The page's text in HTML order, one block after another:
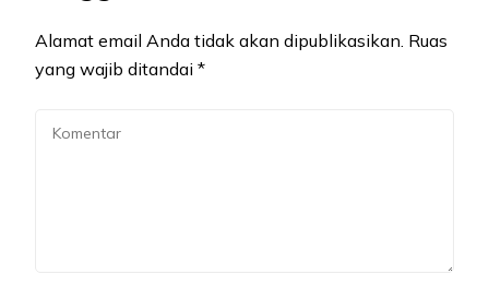
Alamat email Anda tidak akan dipublikasikan. Ruas
yang wajib ditandai *